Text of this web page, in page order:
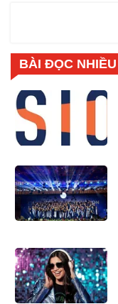
BÀI ĐỌC NHIỀU